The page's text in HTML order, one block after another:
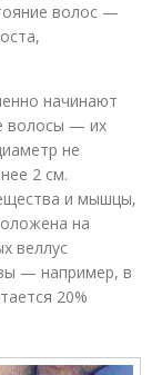
волос —
начинают
волосы — их
не
2 см.
и мышцы,
на
веллус
— например, в
20%